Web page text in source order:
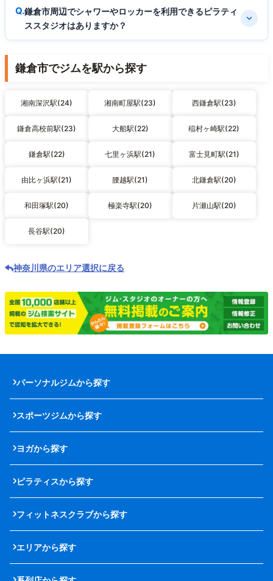
鎌倉市周辺でシャワーやロッカーを利用できるピラティ
ススタジオはありますか？
鎌倉市でジムを駅から探す
湘南深沢駅(24) 湘南町屋駅(23) 西鎌倉駅(23)
鎌倉高校前駅(23) 大船駅(22) 稲村ヶ崎駅(22)
鎌倉駅(22) 七里ヶ浜駅(21) 富士見町駅(21)
由比ヶ浜駅(21) 腰越駅(21) 北鎌倉駅(20)
和田塚駅(20) 極楽寺駅(20) 片瀬山駅(20)
長谷駅(20)
神奈川県のエリア選択に戻る
パーソナルジムから探す
スポーツジムから探す
ヨガから探す
ピラティスから探す
フィットネスクラブから探す
エリアから探す